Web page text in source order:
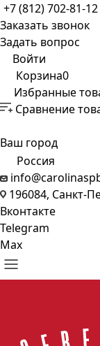
+7 (812) 702-81-12
Заказать звонок
Задать вопрос
Войти
Корзина0
Избранные
Сравнение
Ваш город
Россия
196084, Санкт-
Вконтакте
Telegram
Max